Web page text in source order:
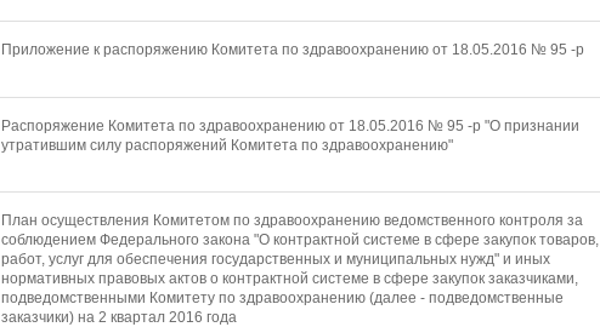
Приложение к распоряжению Комитета по здравоохранению от 18.05.2016 № 95 -р
Распоряжение Комитета по здравоохранению от 18.05.2016 № 95 -р "О признании
утратившим силу распоряжений Комитета по здравоохранению"
План осуществления Комитетом по здравоохранению ведомственного контроля за
соблюдением Федерального закона "О контрактной системе в сфере закупок товаров,
работ, услуг для обеспечения государственных и муниципальных нужд" и иных
нормативных правовых актов о контрактной системе в сфере закупок заказчиками,
подведомственными Комитету по здравоохранению (далее - подведомственные
заказчики) на 2 квартал 2016 года